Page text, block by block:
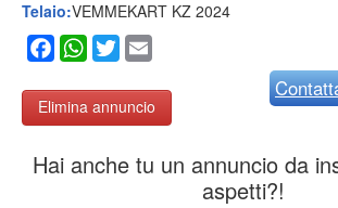
Telaio:VEMMEKART KZ 2024
Facebook
WhatsApp
Twitter
Elimina annuncio
Hai anche tu un annuncio da
aspetti?!